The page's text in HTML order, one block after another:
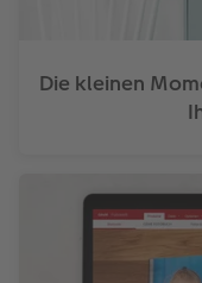
Die kleinen